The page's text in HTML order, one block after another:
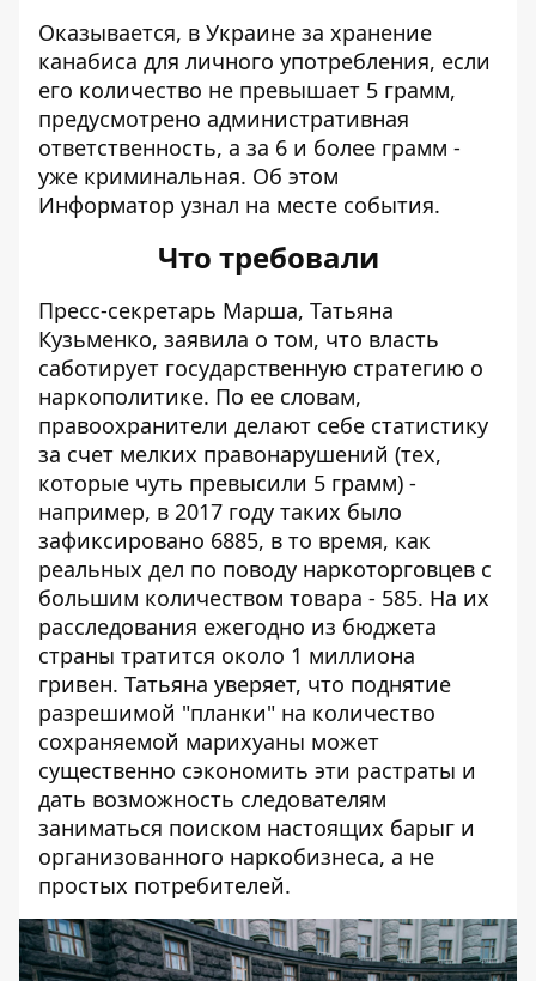
Оказывается, в Украине за хранение
канабиса для личного употребления, если
его количество не превышает 5 грамм,
предусмотрено административная
ответственность, а за 6 и более грамм -
уже криминальная. Об этом
Информатор узнал на месте события.
Что требовали
Пресс-секретарь Марша, Татьяна
Кузьменко, заявила о том, что власть
саботирует государственную стратегию о
наркополитике. По ее словам,
правоохранители делают себе статистику
за счет мелких правонарушений (тех,
которые чуть превысили 5 грамм) -
например, в 2017 году таких было
зафиксировано 6885, в то время, как
реальных дел по поводу наркоторговцев с
большим количеством товара - 585. На их
расследования ежегодно из бюджета
страны тратится около 1 миллиона
гривен. Татьяна уверяет, что поднятие
разрешимой "планки" на количество
сохраняемой марихуаны может
существенно сэкономить эти растраты и
дать возможность следователям
заниматься поиском настоящих барыг и
организованного наркобизнеса, а не
простых потребителей.